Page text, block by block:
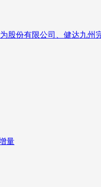
股份有限公司、健达九州
量